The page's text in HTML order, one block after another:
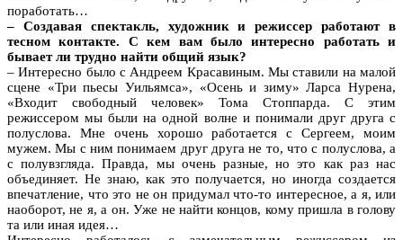
поработать…
– Создавая спектакль, художник и режиссер работают в
тесном контакте. С кем вам было интересно работать и
бывает ли трудно найти общий язык?
– Интересно было с Андреем Красавиным. Мы ставили на малой
сцене «Три пьесы Уильямса», «Осень и зиму» Ларса Нурена,
«Входит свободный человек» Тома Стоппарда. С этим
режиссером мы были на одной волне и понимали друг друга с
полуслова. Мне очень хорошо работается с Сергеем, моим
мужем. Мы с ним понимаем друг друга не то, что с полуслова, а
с полувзгляда. Правда, мы очень разные, но это как раз нас
объединяет. Не знаю, как это получается, но иногда создается
впечатление, что это не он придумал что-то интересное, а я, или
наоборот, не я, а он. Уже не найти концов, кому пришла в голову
та или иная идея…